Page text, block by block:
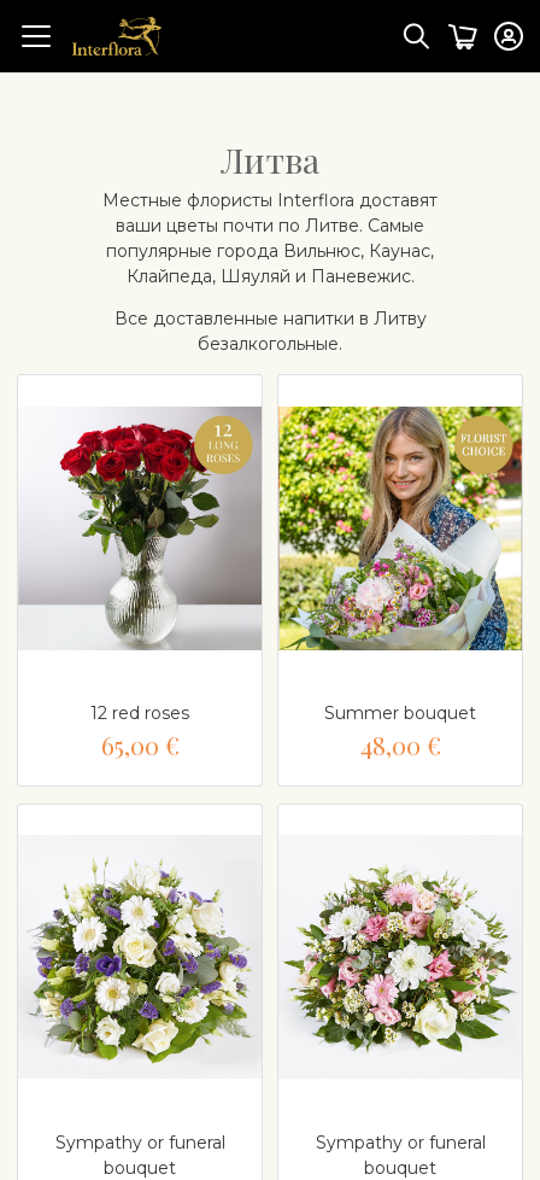
Литва
Mестные флористы Interflora доставят
ваши цветы почти по Литве. Самые
популярные города Вильнюс, Каунас,
Клайпеда, Шяуляй и Паневежис.
Все доставленные напитки в Литву
безалкогольные.
12 red roses
65,00 €
Summer bouquet
48,00 €
Sympathy or funeral
bouquet
Sympathy or funeral
bouquet